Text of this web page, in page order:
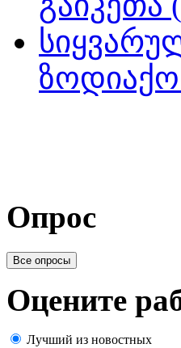
Опрос
Все опросы
Оцените
Лучший из новостных